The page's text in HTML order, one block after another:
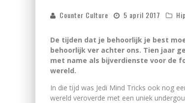
Counter Culture 5 april 2017
De tijden dat je behoorlijk je best
behoorlijk ver achter ons. Tien jaar
met name als bijverdienste voor de
wereld.
In die tijd was Jedi Mind Tricks ook nog
wereld veroverde met een uniek